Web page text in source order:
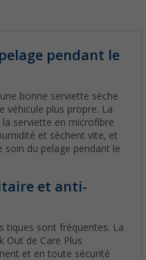
pendant le
bonne serviette sèche
véhicule plus propre. La
serviette en microfibre
et sèchent vite, et
soin du pelage pendant le
et anti-
tiques sont fréquentes. La
Out de Care Plus
et en toute sécurité